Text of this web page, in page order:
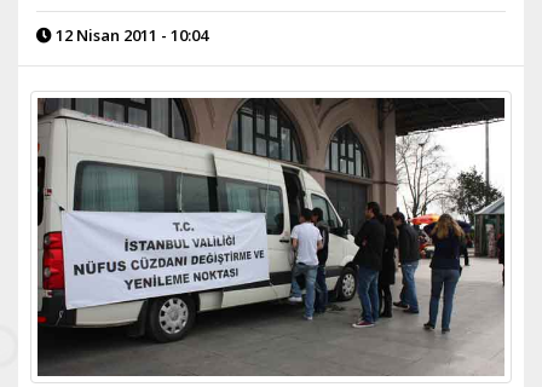
12 Nisan 2011 - 10:04